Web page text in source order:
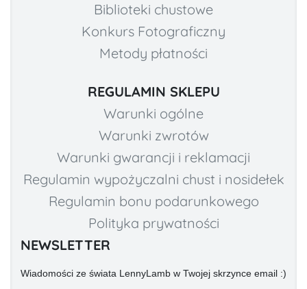
Biblioteki chustowe
Konkurs Fotograficzny
Metody płatności
REGULAMIN SKLEPU
Warunki ogólne
Warunki zwrotów
Warunki gwarancji i reklamacji
Regulamin wypożyczalni chust i nosidełek
Regulamin bonu podarunkowego
Polityka prywatności
NEWSLETTER
Wiadomości ze świata LennyLamb w Twojej skrzynce email :)